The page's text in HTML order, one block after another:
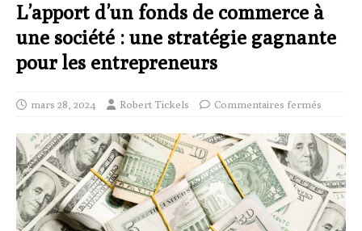
L’apport d’un fonds de commerce à
une société : une stratégie gagnante
pour les entrepreneurs
mars 28, 2024 Robert Tickels Commentaires fermés